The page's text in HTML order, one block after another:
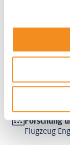
Aurora
6003 Luzern
Forschung
Flugzeug